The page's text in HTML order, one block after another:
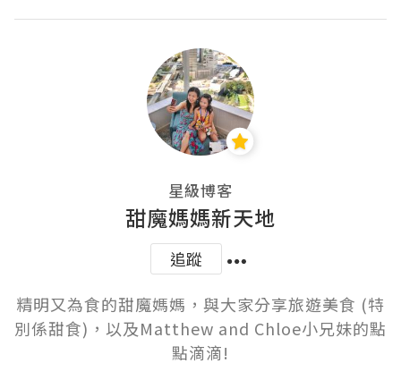
星級博客
甜魔媽媽新天地
追蹤
精明又為食的甜魔媽媽，與大家分享旅遊美食 (特
別係甜食)，以及Matthew and Chloe小兄妹的點
點滴滴!